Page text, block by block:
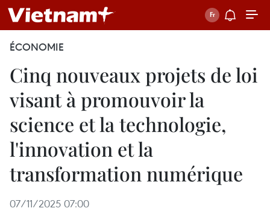
ÉCONOMIE
Cinq nouveaux projets de loi
visant à promouvoir la
science et la technologie,
l'innovation et la
transformation numérique
07/11/2025 07:00